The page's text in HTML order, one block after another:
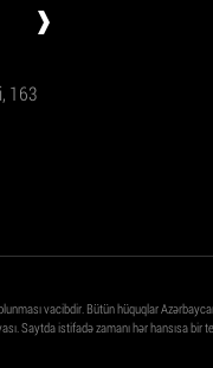
163
vacibdir. Bütün hüquqlar
Saytda istifadə zamanı hər hansısa